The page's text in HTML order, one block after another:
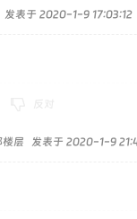
发表于 2020-1-9 17:03:12
楼层 发表于 2020-1-9